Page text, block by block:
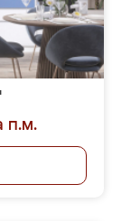
п.м.